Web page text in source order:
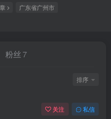
广东省广州市
粉丝 7
排序
关注 私信